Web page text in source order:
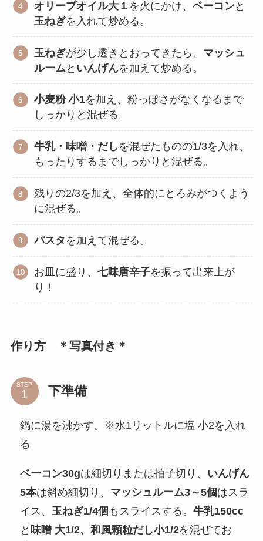
オリーブオイル大１ を火にかけ、ベーコンと
玉ねぎを入れて炒める。
玉ねぎが少し透きとおってきたら、 マッシュ
ルーム と いんげんを加えて炒める。
小麦粉 小1を加え、粉っぽさがなくなるまで
しっかりと混ぜる。
牛乳・味噌・だし を混ぜたものの1/3を入れ、
もったりするまでしっかりと混ぜる。
残りの2/3を加え、全体的にとろみがつくよう
に混ぜる。
パスタ を加えて混ぜる。
お皿に盛り、七味唐辛子を振って出来上が
り！
作り方 ＊写真付き＊
STEP 下準備
鍋に湯を沸かす。※水1リットルに塩 小2を入れ
る
ベーコン30gは細切りまたは拍子切り、 いんげん
5本は斜め細切り、 マッシュルーム3～5個 はスラ
イス、 玉ねぎ1/4個 もスライスする。 牛乳150cc
と 味噌 大1/2、 和風顆粒だし小1/2を混ぜてお